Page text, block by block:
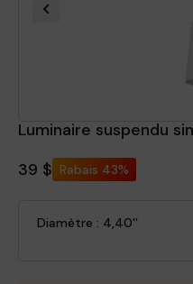
Luminaire suspendu
39 $ Rabais 43%
Diamètre : 4,40''